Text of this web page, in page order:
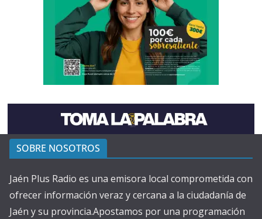
SOBRE NOSOTROS
Jaén Plus Radio es una emisora local comprometida con
ofrecer información veraz y cercana a la ciudadanía de
Jaén y su provincia.Apostamos por una programación